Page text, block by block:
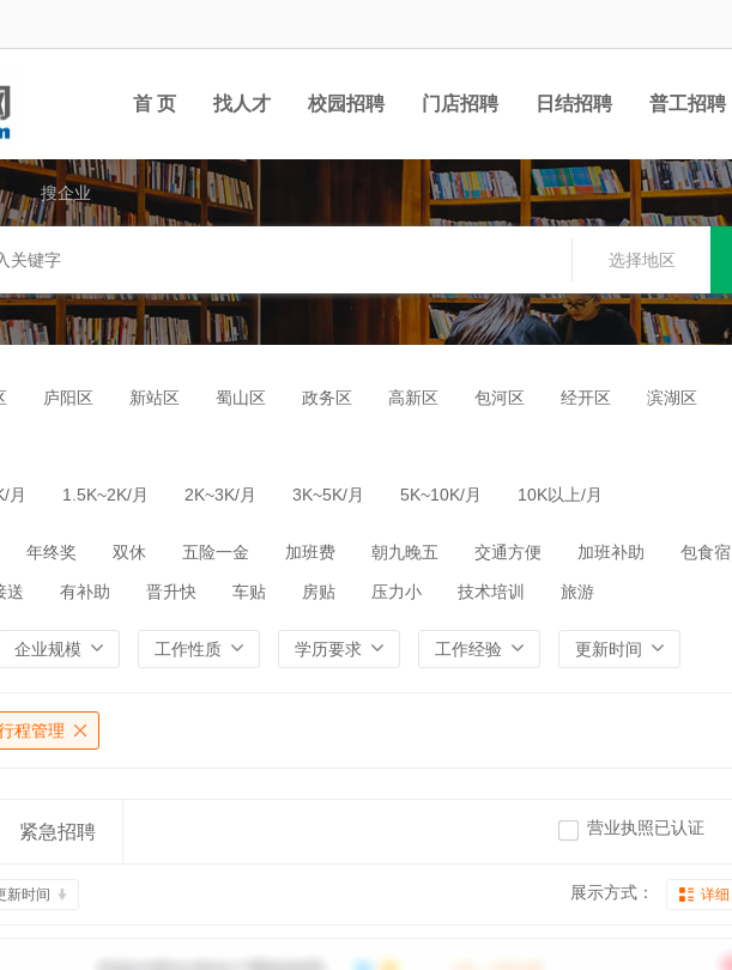
首 页 找人才 校园招聘 门店招聘 日结招聘 普工招聘
搜企业
选择地区
庐阳区 新站区 蜀山区 政务区 高新区 包河区 经开区 滨湖区
月 1.5K~2K/月 2K~3K/月 3K~5K/月 5K~10K/月 10K以上/月
年终奖 双休 五险一金 加班费 朝九晚五 交通方便 加班补助 包食宿
送 有补助 晋升快 车贴 房贴 压力小 技术培训 旅游
企业规模 工作性质 学历要求 工作经验 更新时间
程管理
紧急招聘 营业执照已认证
新时间 展示方式： 详细